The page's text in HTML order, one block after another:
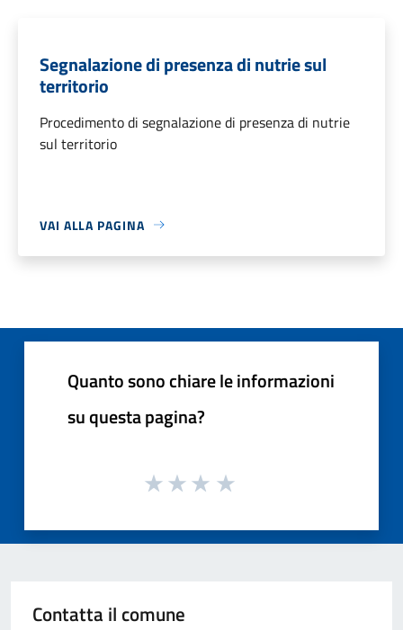
Segnalazione di presenza di nutrie sul
territorio
Procedimento di segnalazione di presenza di nutrie
sul territorio
VAI ALLA PAGINA
Quanto sono chiare le informazioni
su questa pagina?
Contatta il comune